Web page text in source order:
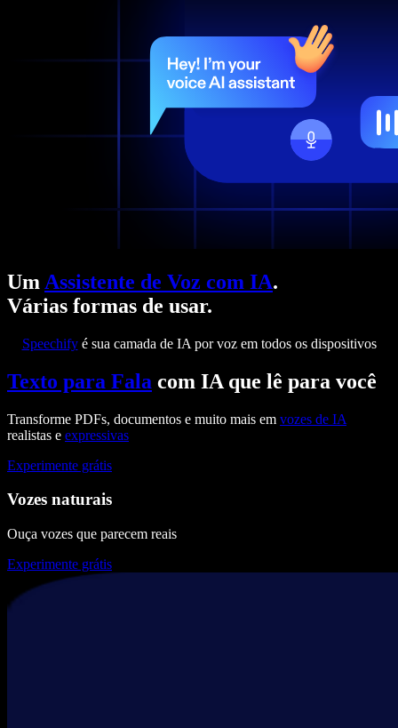
Um Assistente de Voz com IA.
Várias formas de usar.
Speechifyé sua camada de IA por voz em todos os dispositivos
Texto para Fala com IA que lê para você
Transforme PDFs, documentos e muito mais em vozes de IA
realistas e expressivas
Experimente grátis
Vozes naturais
Ouça vozes que parecem reais
Experimente grátis